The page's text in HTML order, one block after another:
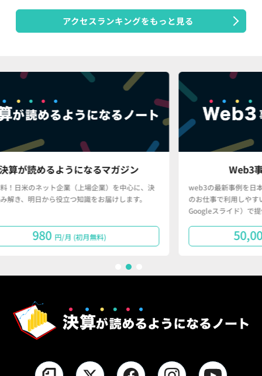
アクセスランキングをもっと見る
ジン
中心に、決
します。
Web3事例データベース
web3の最新事例を日本語で分かりやすく、かつ、皆さん
のお仕事で利用しやすい形（Googleスプレッドシート・
Googleスライド）で提供するサービスです。